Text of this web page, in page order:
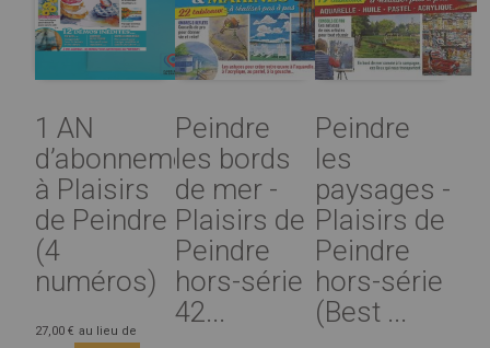
1 AN
d’abonnement
à Plaisirs
de Peindre
(4
numéros)
27,00 € au lieu de
Peindre
les bords
de mer -
Plaisirs de
Peindre
hors-série
42...
Peindre
les
paysages -
Plaisirs de
Peindre
hors-série
(Best ...